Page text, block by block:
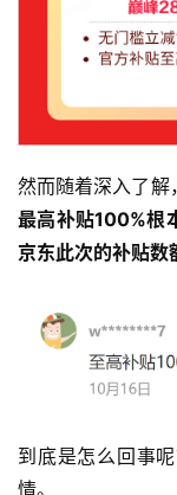
然而随着深入了解，
最高补贴100%根
京东此次的补贴数
到底是怎么回事
情。